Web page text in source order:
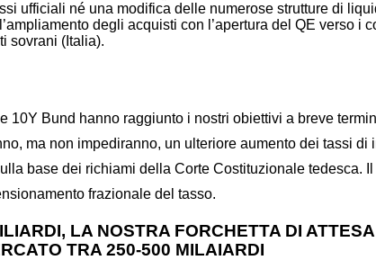
ufficiali né una modifica delle numerose strutture di
degli acquisti con l’apertura del QE verso
sovrani (Italia).
Bund hanno raggiunto i nostri obiettivi a breve
ma non impediranno, un ulteriore aumento dei tassi
base dei richiami della Corte Costituzionale tedesca.
frazionale del tasso.
LA NOSTRA FORCHETTA DI
TRA 250-500 MILAIARDI